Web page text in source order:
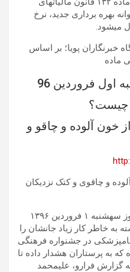
بهره برداری جدید، نرخ
خبرنگاران پویا؛ بر اساس
ماده
اول فروردین 96
چیست؟
خون آلوده و چاقو و
و چاقوی و کتک نزدیکان
به نوشته سایت فرارو در تاریخ روز سهشنبه ۱ فروردین ۱۳۹۶
گذشته به خاطر کار زیاد جانشان را
در جشنواره فرهنگی
که به پرستاران هشدار داده تا
گزارش فرارو، علیمحمد